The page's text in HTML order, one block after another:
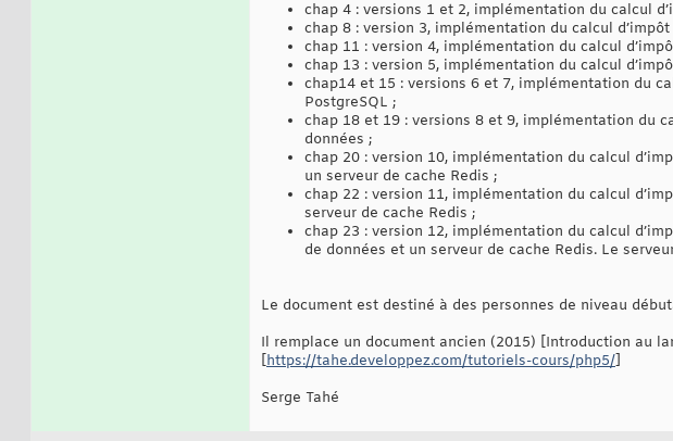
chap 4 : versions 1 et 2, implémentation du calcul
chap 8 : version 3, implémentation du calcul
chap 11 : version 4, implémentation du calcul
chap 13 : version 5, implémentation du calcul
chap14 et 15 : versions 6 et 7, implémentation du
PostgreSQL ;
chap 18 et 19 : versions 8 et 9, implémentation du
données ;
chap 20 : version 10, implémentation du calcul
un serveur de cache Redis ;
chap 22 : version 11, implémentation du calcul
serveur de cache Redis ;
chap 23 : version 12, implémentation du calcul
de données et un serveur de cache Redis. Le
Le document est destiné à des personnes de niveau
Il remplace un document ancien (2015) [Introduction au
[https://tahe.developpez.com/tutoriels-cours/php5/]
Serge Tahé